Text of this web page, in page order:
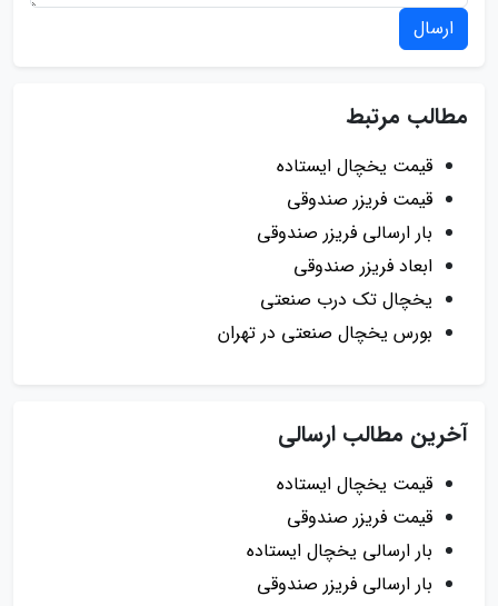
ارسال
مطالب مرتبط
قیمت یخچال ایستاده
قیمت فریزر صندوقی
بار ارسالی فریزر صندوقی
ابعاد فریزر صندوقی
یخچال تک درب صنعتی
بورس یخچال صنعتی در تهران
آخرین مطالب ارسالی
قیمت یخچال ایستاده
قیمت فریزر صندوقی
بار ارسالی یخچال ایستاده
بار ارسالی فریزر صندوقی